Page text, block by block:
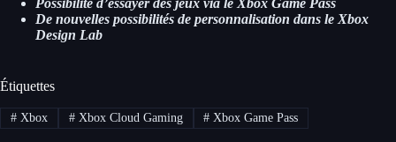
Possibilité d’essayer des jeux via le Xbox Game Pass
De nouvelles possibilités de personnalisation dans le Xbox
Design Lab
Étiquettes
#Xbox #Xbox Cloud Gaming # Xbox Game Pass